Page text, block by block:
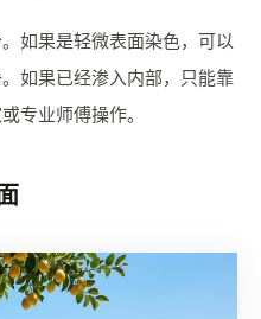
如果是轻微表面染色，可以
如果已经渗入内部，只能靠
专业师傅操作。